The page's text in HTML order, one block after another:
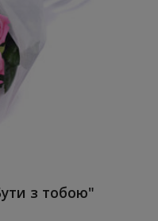
з тобою"